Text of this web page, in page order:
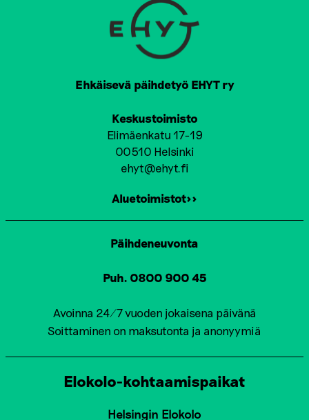
Ehkäisevä päihdetyö EHYT ry
Keskustoimisto
Elimäenkatu 17-19
00510 Helsinki
ehyt@ehyt.fi
Aluetoimistot>>
Päihdeneuvonta
Puh. 0800 900 45
Avoinna 24/7 vuoden jokaisena päivänä
Soittaminen on maksutonta ja anonyymiä
Elokolo-kohtaamispaikat
Helsingin Elokolo